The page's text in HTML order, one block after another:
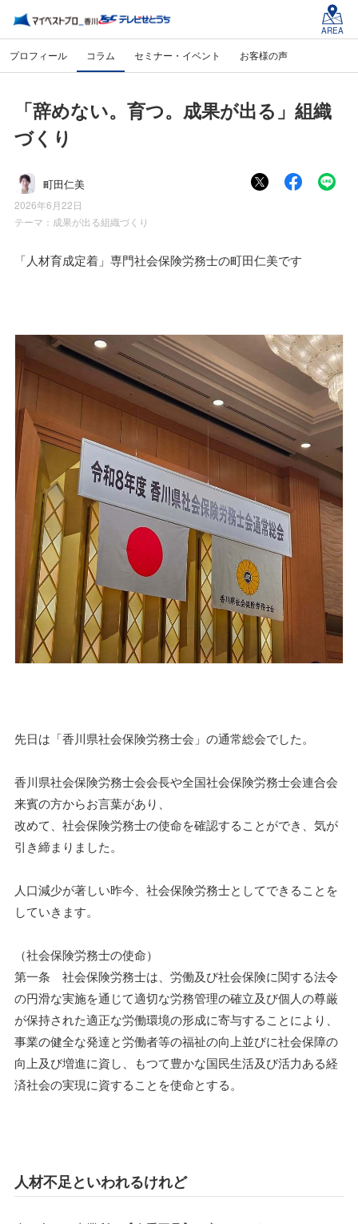
AREA
プロフィール コラム セミナー・イベント お客様の声
「辞めない。育つ。成果が出る」組織
づくり
町田仁美
2026年6月22日
テーマ： 成果が出る組織づくり
「人材育成定着」専門社会保険労務士の町田仁美です
先日は「香川県社会保険労務士会」の通常総会でした。
香川県社会保険労務士会会長や全国社会保険労務士会連合会
来賓の方からお言葉があり、
改めて、社会保険労務士の使命を確認することができ、気が
引き締まりました。
人口減少が著しい昨今、社会保険労務士としてできることを
していきます。
（社会保険労務士の使命）
第一条 社会保険労務士は、労働及び社会保険に関する法令
の円滑な実施を通じて適切な労務管理の確立及び個人の尊厳
が保持された適正な労働環境の形成に寄与することにより、
事業の健全な発達と労働者等の福祉の向上並びに社会保障の
向上及び増進に資し、もつて豊かな国民生活及び活力ある経
済社会の実現に資することを使命とする。
人材不足といわれるけれど